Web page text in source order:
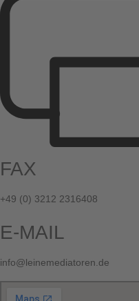
FAX
+49 (0) 3212 2316408
E-MAIL
info@leinemediatoren.de